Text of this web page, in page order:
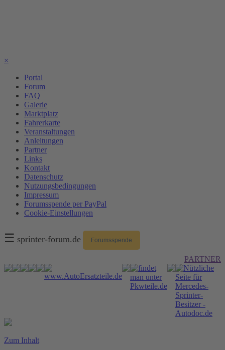
×
Portal
Forum
FAQ
Galerie
Marktplatz
Fahrerkarte
Veranstaltungen
Anleitungen
Partner
Links
Kontakt
Datenschutz
Nutzungsbedingungen
Impressum
Forumsspende per PayPal
Cookie-Einstellungen
☰ sprinter-forum.de Forumsspende
PARTNER
Zum Inhalt